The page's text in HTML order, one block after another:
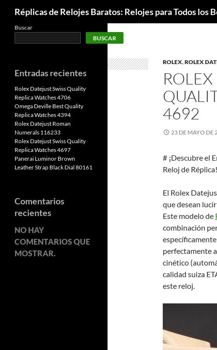
Réplicas de Relojes Baratos: Relojes para Todos los
ROLEX,ROLEX
4692
23 DE MAYO DE
# ¡Descubre el
Reloj de Réplica!
El Rolex
que desean
Este modelo de
combinación
perfectamente
cinético
calidad suiza
este reloj.
Buscar
BUSCAR
Entradas recientes
Rolex Datejust Swiss Quality
Replica Watches 4706
Omega Deville Best Quality
Replica Watches 4394
Rolex Datejust Roman
Numerals 116233
Rolex Datejust Swiss Quality
Replica Watches 4697
Panerai Luminor Brown
Leather Strap Black Dial 80161
Comentarios
recientes
NO HAY
COMENTARIOS QUE
MOSTRAR.